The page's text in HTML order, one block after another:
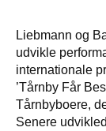
Liebmann og
udvikle
internationale
’Tårnby Får
Tårnbyboere,
Senere